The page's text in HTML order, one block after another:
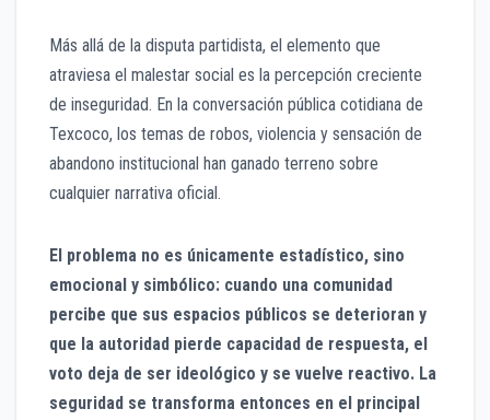
Más allá de la disputa partidista, el elemento que
atraviesa el malestar social es la percepción creciente
de inseguridad. En la conversación pública cotidiana de
Texcoco, los temas de robos, violencia y sensación de
abandono institucional han ganado terreno sobre
cualquier narrativa oficial.
El problema no es únicamente estadístico, sino
emocional y simbólico: cuando una comunidad
percibe que sus espacios públicos se deterioran y
que la autoridad pierde capacidad de respuesta, el
voto deja de ser ideológico y se vuelve reactivo. La
seguridad se transforma entonces en el principal